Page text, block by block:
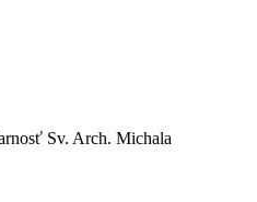
Sv. Arch. Michala